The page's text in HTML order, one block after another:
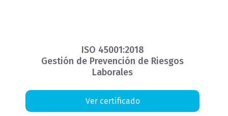
ISO 45001:2018
Gestión de Prevención de Riesgos
Laborales
Ver certificado